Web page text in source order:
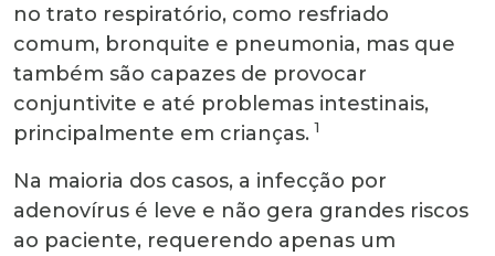
no trato respiratório, como resfriado
comum, bronquite e pneumonia, mas que
também são capazes de provocar
conjuntivite e até problemas intestinais,
principalmente em crianças. 1
Na maioria dos casos, a infecção por
adenovírus é leve e não gera grandes riscos
ao paciente, requerendo apenas um